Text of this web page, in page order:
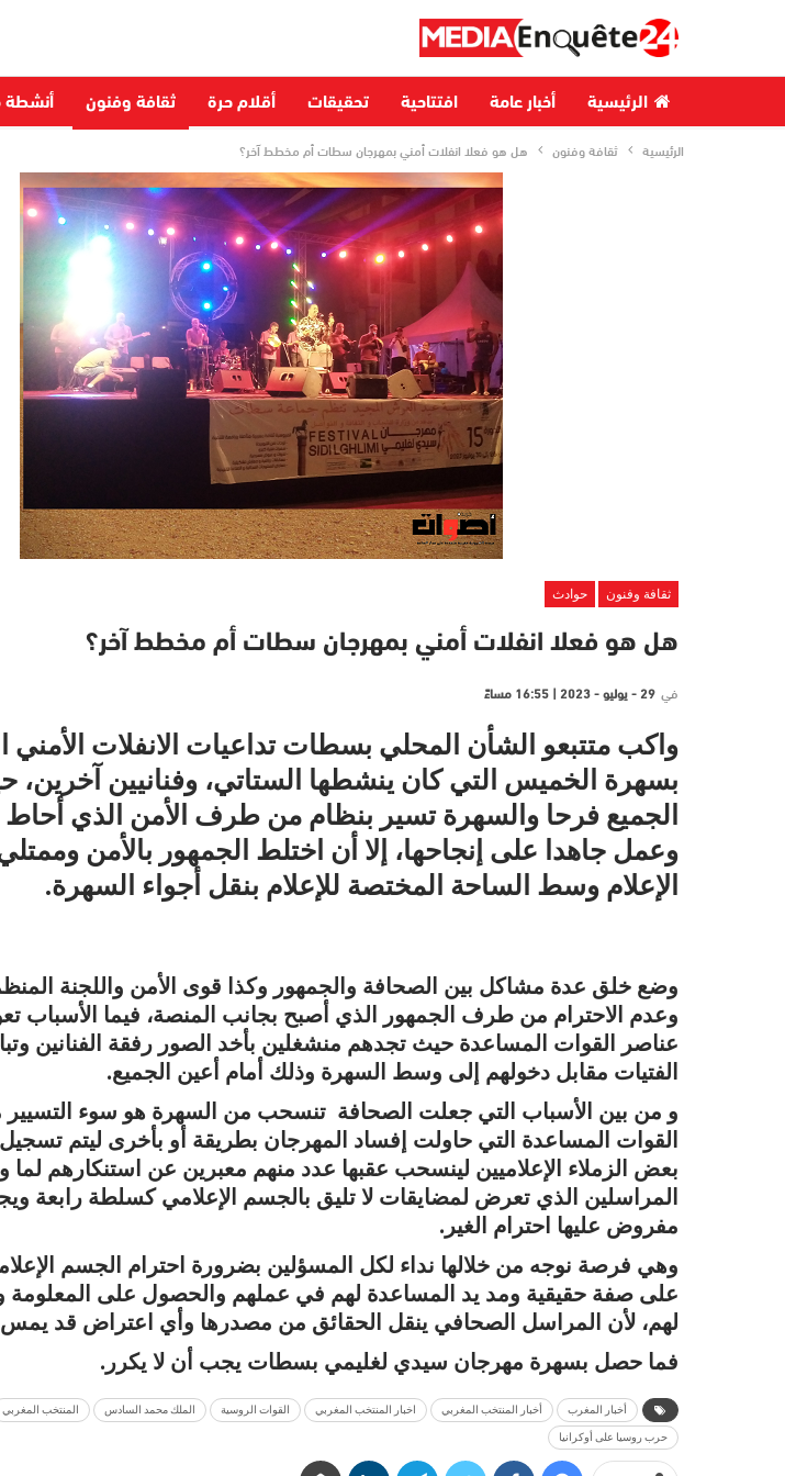
الرئيسية أخبار عامة افتتاحية تحقيقات أقلام حرة ثقافة وفنون أنشطة
الرئيسية ثقافة وفنون هل هو فعلا انفلات أمني بمهرجان سطات أم مخطط آخر؟
ثقافة وفنون حوادث
هل هو فعلا انفلات أمني بمهرجان سطات أم مخطط آخر؟
في 29 - يوليو - 2023 | 16:55 مساءً
واكب متتبعو الشأن المحلي بسطات تداعيات الانفلات الأمني
بسهرة الخميس التي كان ينشطها الستاتي، وفنانيين آخرين،
الجميع فرحا والسهرة تسير بنظام من طرف الأمن الذي
وعمل جاهدا على إنجاحها، إلا أن اختلط الجمهور بالأمن
الإعلام وسط الساحة المختصة للإعلام بنقل أجواء السهرة.
وضع خلق عدة مشاكل بين الصحافة والجمهور وكذا قوى الأمن واللجنة
وعدم الاحترام من طرف الجمهور الذي أصبح بجانب المنصة، فيما الأسباب
عناصر القوات المساعدة حيث تجدهم منشغلين بأخد الصور رفقة الفنانين
الفتيات مقابل دخولهم إلى وسط السهرة وذلك أمام أعين الجميع.
و من بين الأسباب التي جعلت الصحافة تنسحب من السهرة هو سوء
القوات المساعدة التي حاولت إفساد المهرجان بطريقة أو بأخرى ليتم
بعض الزملاء الإعلاميين لينسحب عقبها عدد منهم معبرين عن استنكارهم لما
المراسلين الذي تعرض لمضايقات لا تليق بالجسم الإعلامي كسلطة رابعة
مفروض عليها احترام الغير.
وهي فرصة نوجه من خلالها نداء لكل المسؤلين بضرورة احترام الجسم
على صفة حقيقية ومد يد المساعدة لهم في عملهم والحصول على المعلومة
لهم، لأن المراسل الصحافي ينقل الحقائق من مصدرها وأي اعتراض قد
فما حصل بسهرة مهرجان سيدي لغليمي بسطات يجب أن لا يكرر.
أخبار المغرب أخبار المنتخب المغربي اخبار المنتخب المغربي القوات الروسية الملك محمد السادس المنتخب المغربي
حرب روسيا على أوكرانيا